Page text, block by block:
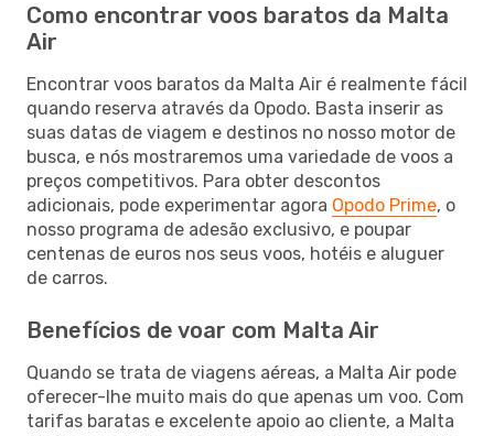
Como encontrar voos baratos da Malta
Air
Encontrar voos baratos da Malta Air é realmente fácil
quando reserva através da Opodo. Basta inserir as
suas datas de viagem e destinos no nosso motor de
busca, e nós mostraremos uma variedade de voos a
preços competitivos. Para obter descontos
adicionais, pode experimentar agora Opodo Prime, o
nosso programa de adesão exclusivo, e poupar
centenas de euros nos seus voos, hotéis e aluguer
de carros.
Benefícios de voar com Malta Air
Quando se trata de viagens aéreas, a Malta Air pode
oferecer-lhe muito mais do que apenas um voo. Com
tarifas baratas e excelente apoio ao cliente, a Malta